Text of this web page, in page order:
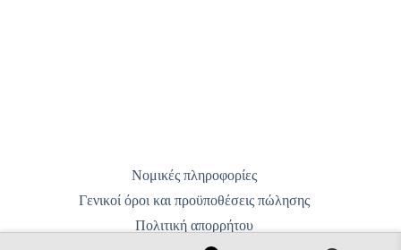
Νομικές πληροφορίες
Γενικοί όροι και προϋποθέσεις πώλησης
Πολιτική απορρήτου